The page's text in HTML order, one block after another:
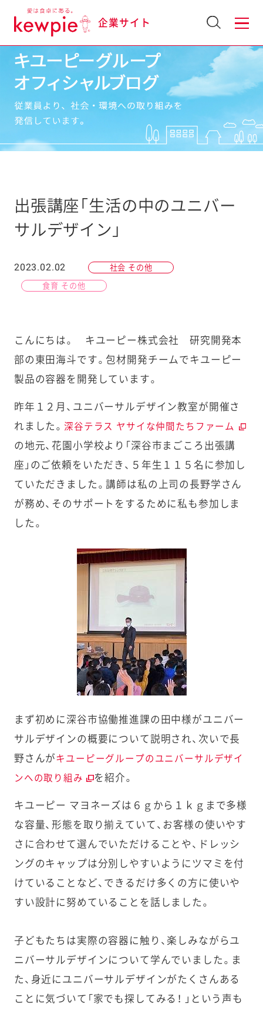
企業サイト
出張講座「生活の中のユニバー
サルデザイン」
2023.02.02 社会 その他
食育 その他
こんにちは。 キユーピー株式会社 研究開発本
部の東田海斗です。包材開発チームでキユーピー
製品の容器を開発しています。
昨年１２月、ユニバーサルデザイン教室が開催さ
れました。深谷テラス ヤサイな仲間たちファーム
の地元、花園小学校より「深谷市まごころ出張講
座」のご依頼をいただき、５年生１１５名に参加し
ていただきました。講師は私の上司の長野学さん
が務め、そのサポートをするために私も参加しま
した。
まず初めに深谷市協働推進課の田中様がユニバー
サルデザインの概要について説明され、次いで長
野さんがキユーピーグループのユニバーサルデザイ
ンへの取り組み
を紹介。
キユーピー マヨネーズは６ｇから１ｋｇまで多様
な容量、形態を取り揃えていて、お客様の使いやす
さに合わせて選んでいただけることや、ドレッシ
ングのキャップは分別しやすいようにツマミを付
けていることなど、できるだけ多くの方に使いや
すい設計に努めていることを話しました。
子どもたちは実際の容器に触り、楽しみながらユ
ニバーサルデザインについて学んでいました。ま
た、身近にユニバーサルデザインがたくさんある
ことに気づいて「家でも探してみる！ 」という声も